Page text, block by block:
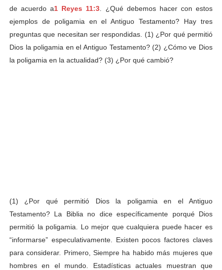
de acuerdo a1 Reyes 11:3 . ¿Qué debemos hacer con estos
ejemplos de poligamia en el Antiguo Testamento? Hay tres
preguntas que necesitan ser respondidas. (1) ¿Por qué permitió
Dios la poligamia en el Antiguo Testamento? (2) ¿Cómo ve Dios
la poligamia en la actualidad? (3) ¿Por qué cambió?
(1) ¿Por qué permitió Dios la poligamia en el Antiguo
Testamento? La Biblia no dice específicamente porqué Dios
permitió la poligamia. Lo mejor que cualquiera puede hacer es
“informarse” especulativamente. Existen pocos factores claves
para considerar. Primero, Siempre ha habido más mujeres que
hombres en el mundo. Estadísticas actuales muestran que